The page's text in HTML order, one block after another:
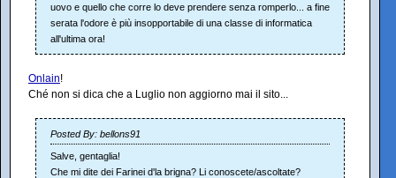
uovo e quello che corre lo deve prendere senza romperlo... a fine
serata l'odore è più insopportabile di una classe di informatica
all'ultima ora!
Onlain!
Ché non si dica che a Luglio non aggiorno mai il sito...
Posted By: bellons91
Salve, gentaglia!
Che mi dite dei Farinei d'la brigna? Li conoscete/ascoltate?